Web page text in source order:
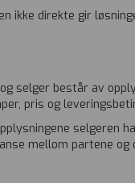
ikke direkte gir
selger består av
pris og
selgeren
mellom partene